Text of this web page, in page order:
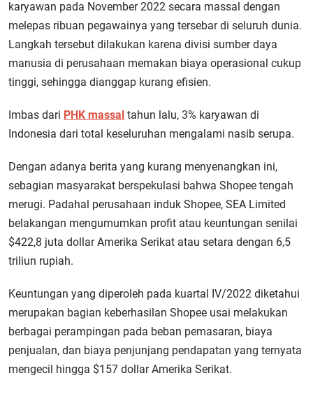
karyawan pada November 2022 secara massal dengan
melepas ribuan pegawainya yang tersebar di seluruh dunia.
Langkah tersebut dilakukan karena divisi sumber daya
manusia di perusahaan memakan biaya operasional cukup
tinggi, sehingga dianggap kurang efisien.
Imbas dari PHK massal tahun lalu, 3% karyawan di
Indonesia dari total keseluruhan mengalami nasib serupa.
Dengan adanya berita yang kurang menyenangkan ini,
sebagian masyarakat berspekulasi bahwa Shopee tengah
merugi. Padahal perusahaan induk Shopee, SEA Limited
belakangan mengumumkan profit atau keuntungan senilai
$422,8 juta dollar Amerika Serikat atau setara dengan 6,5
triliun rupiah.
Keuntungan yang diperoleh pada kuartal IV/2022 diketahui
merupakan bagian keberhasilan Shopee usai melakukan
berbagai perampingan pada beban pemasaran, biaya
penjualan, dan biaya penjunjang pendapatan yang ternyata
mengecil hingga $157 dollar Amerika Serikat.